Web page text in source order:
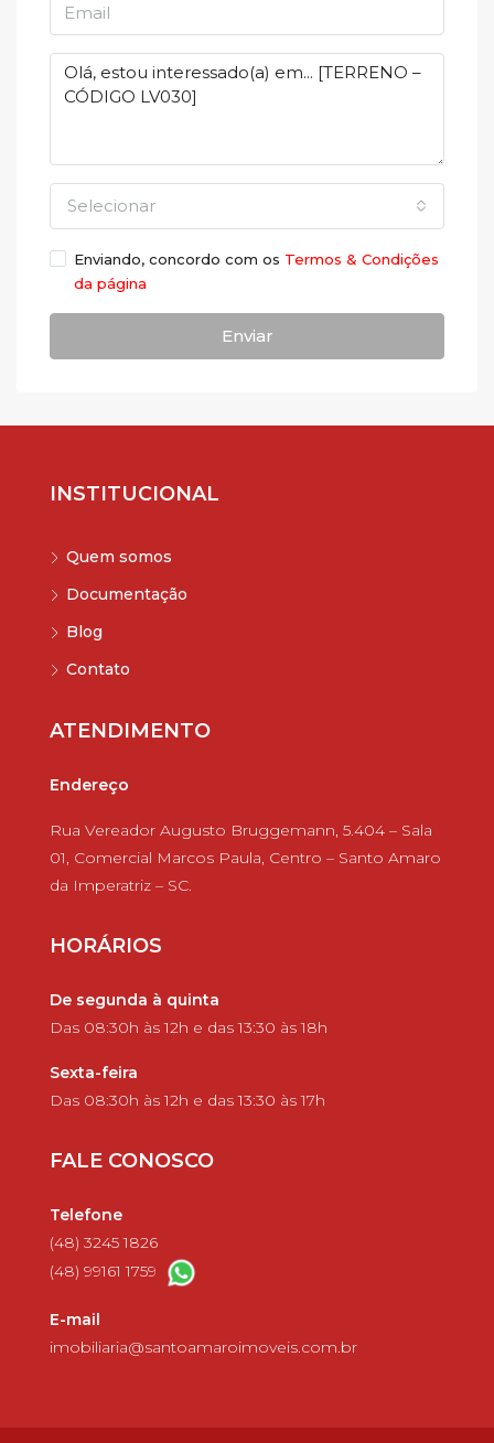
Selecionar
Enviando, concordo com os Termos & Condições
da página
Enviar
INSTITUCIONAL
Quem somos
Documentação
Blog
Contato
ATENDIMENTO
Endereço
Rua Vereador Augusto Bruggemann, 5.404 – Sala
01, Comercial Marcos Paula, Centro – Santo Amaro
da Imperatriz – SC.
HORÁRIOS
De segunda à quinta
Das 08:30h às 12h e das 13:30 às 18h
Sexta-feira
Das 08:30h às 12h e das 13:30 às 17h
FALE CONOSCO
Telefone
(48) 3245 1826
(48) 99161 1759
E-mail
imobiliaria@santoamaroimoveis.com.br